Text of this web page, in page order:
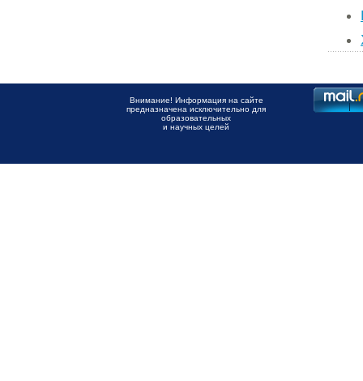
Внимание! Информация на сайте
предназначена исключительно для
образовательных
и научных целей